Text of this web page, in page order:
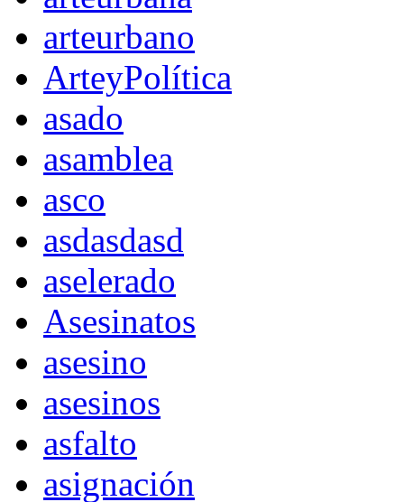
arteurbano
ArteyPolítica
asado
asamblea
asco
asdasdasd
aselerado
Asesinatos
asesino
asesinos
asfalto
asignación